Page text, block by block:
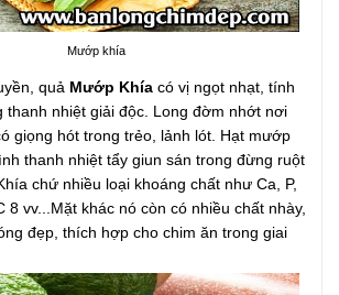
Mướp khía
quả Mướp Khíacó vị ngọt nhạt, tính
thanh nhiệt giải độc. Long đờm nhớt nơi
giọng hót trong trẻo, lảnh lót. Hạt mướp
thanh nhiệt tẩy giun sán trong đừng ruột
chứ nhiều loại khoáng chất như Ca, P,
8 vv...Mặt khác nó còn có nhiều chất nhày,
đẹp, thích hợp cho chim ăn trong giai